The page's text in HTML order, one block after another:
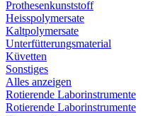
Prothesenkunststoff
Heisspolymersate
Kaltpolymersate
Unterfütterungsmaterial
Küvetten
Sonstiges
Alles anzeigen
Rotierende Laborinstrumente
Rotierende Laborinstrumente